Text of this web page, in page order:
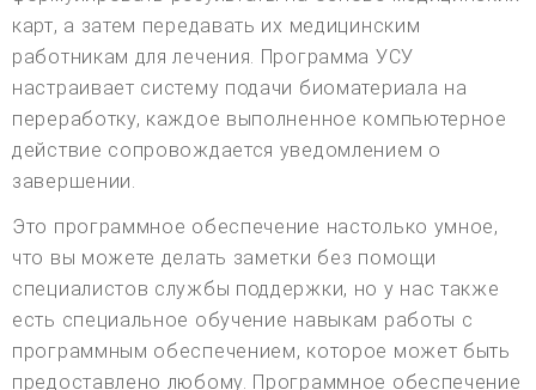
карт, а затем передавать их медицинским
работникам для лечения. Программа УСУ
настраивает систему подачи биоматериала на
переработку, каждое выполненное компьютерное
действие сопровождается уведомлением о
завершении.
Это программное обеспечение настолько умное,
что вы можете делать заметки без помощи
специалистов службы поддержки, но у нас также
есть специальное обучение навыкам работы с
программным обеспечением, которое может быть
предоставлено любому. Программное обеспечение